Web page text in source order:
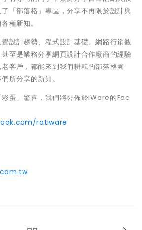
「部落格」專區，分享不再限於設計與
種新知。
設計趨勢、程式設計基礎、網路行銷觀
至是業務分享網頁設計合作廠商的經驗
客戶，都能來到我們耕耘的部落格園
所分享的新知。
蛋」驚喜，我們將公佈於iWare的Fac
ratiware